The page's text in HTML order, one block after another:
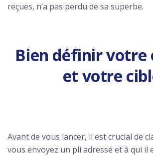
reçues, n’a pas perdu de sa superbe.
Bien définir
et votre
Avant de vous lancer, il est crucial de
vous envoyez un pli adressé et à qui il